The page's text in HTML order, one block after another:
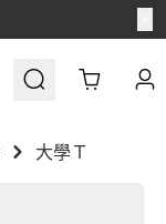
Cart
大學Ｔ